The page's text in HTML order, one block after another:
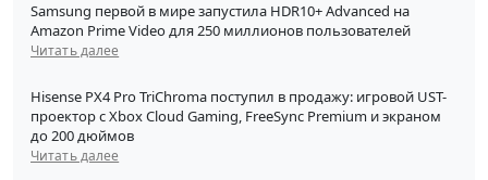
Samsung первой в мире запустила HDR10+ Advanced на
Amazon Prime Video для 250 миллионов пользователей
Читать далее
Hisense PX4 Pro TriChroma поступил в продажу: игровой UST-
проектор с Xbox Cloud Gaming, FreeSync Premium и экраном
до 200 дюймов
Читать далее